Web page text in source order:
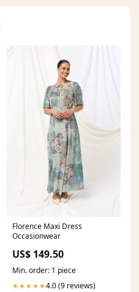
Florence Maxi Dress
Occasionwear
US$ 149.50
Min. order: 1 piece
★★★★★4.0 (9 reviews)